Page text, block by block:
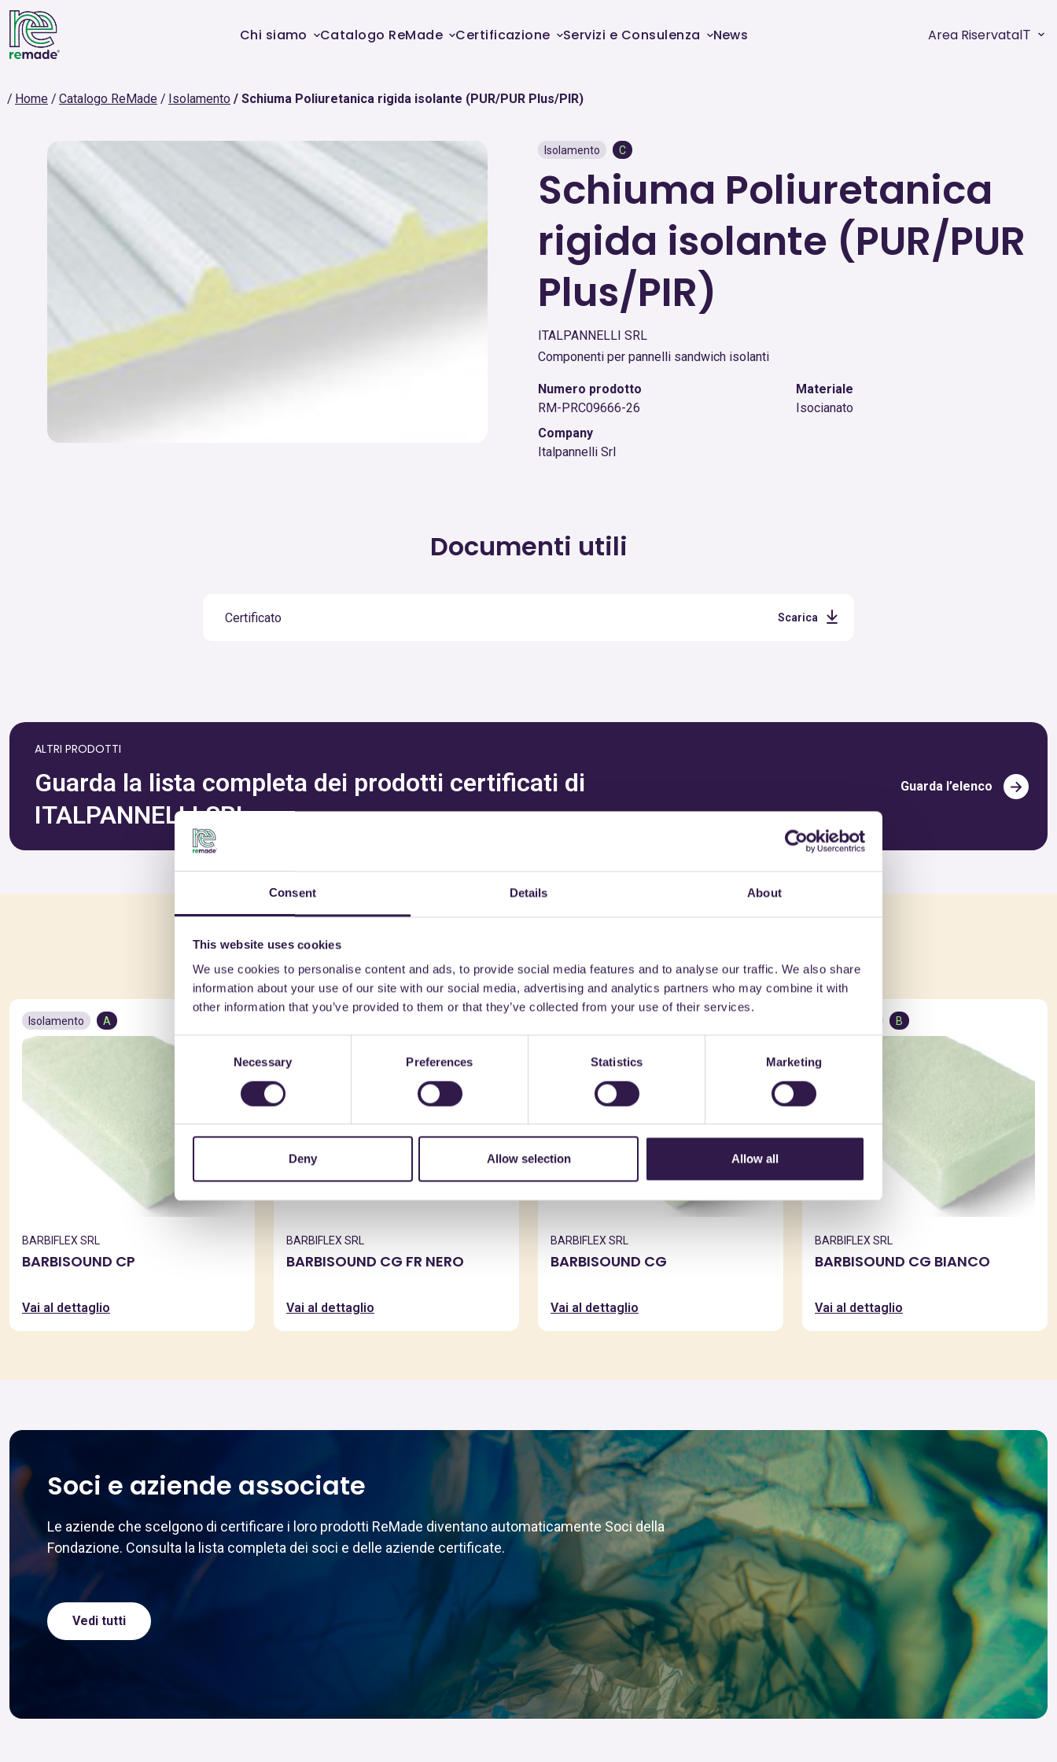
Consent Details About
This website uses cookies
We use cookies to personalise content and ads, to provide social media features and to analyse our traffic. We also share
information about your use of our site with our social media, advertising and analytics partners who may combine it with
other information that you’ve provided to them or that they’ve collected from your use of their services.
Consent
Necessary Preferences Statistics Marketing
Deny Allow selection Allow all
Chi siamo Catalogo ReMade Certificazione Servizi e Consulenza News Area RiservataIT
Home Catalogo ReMade Isolamento Schiuma Poliuretanica rigida isolante (PUR/PUR Plus/PIR)
Isolamento C
Schiuma Poliuretanica
rigida isolante (PUR/PUR
Plus/PIR)
ITALPANNELLI SRL
Componenti per pannelli sandwich isolanti
Numero prodotto
RM-PRC09666-26
Materiale
Isocianato
Company
Italpannelli Srl
Documenti utili
Certificato Scarica
ALTRI PRODOTTI
Guarda la lista completa dei prodotti certificati di
ITALPANNELLI SRL
Guarda l’elenco
Potrebbe interessarti anche
Isolamento A
BARBIFLEX SRL
BARBISOUND CP
Vai al dettaglio
BARBIFLEX SRL
BARBISOUND CG FR NERO
Vai al dettaglio
BARBIFLEX SRL
BARBISOUND CG
Vai al dettaglio
B
BARBIFLEX SRL
BARBISOUND CG BIANCO
Vai al dettaglio
Soci e aziende associate
Le aziende che scelgono di certificare i loro prodotti ReMade diventano automaticamente Soci della
Fondazione. Consulta la lista completa dei soci e delle aziende certificate.
Vedi tutti